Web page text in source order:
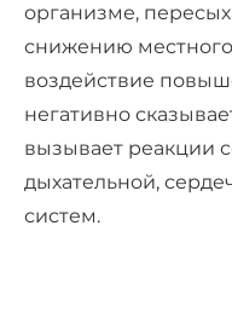
организме,
снижению
воздействие
негативно
вызывает реакции
дыхательной,
систем.